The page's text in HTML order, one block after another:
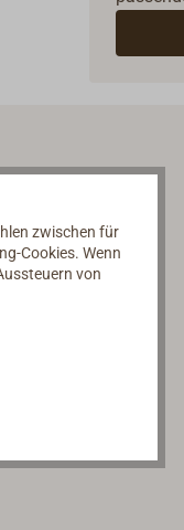
zwischen für
Cookies. Wenn
von